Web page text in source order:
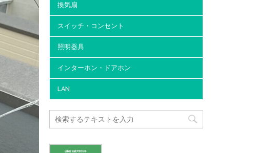
換気扇
スイッチ・コンセント
照明器具
インターホン・ドアホン
LAN